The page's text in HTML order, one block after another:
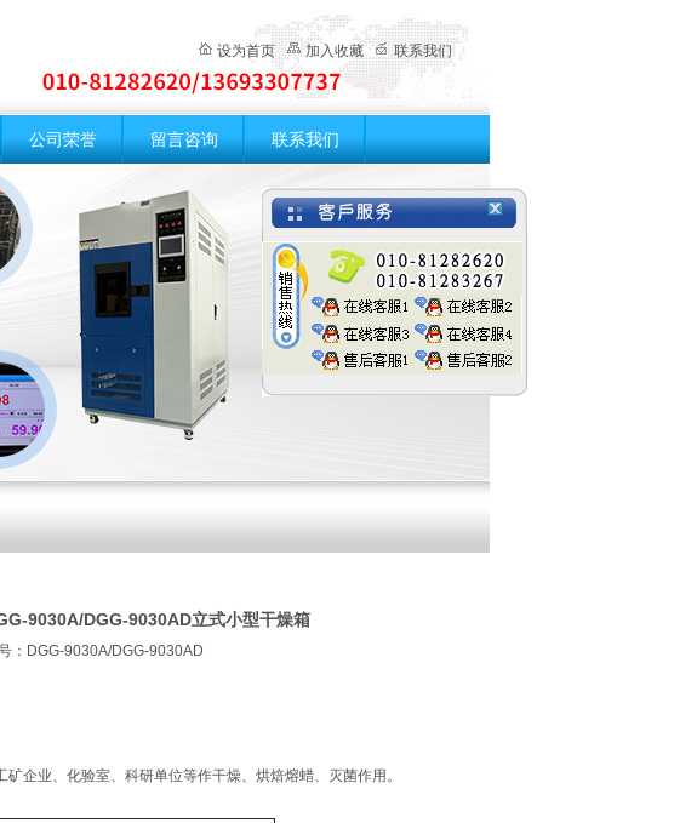
设为首页 加入收藏 联系我们
公司荣誉 留言咨询 联系我们
9030A/DGG-9030AD立式小型干燥箱
：DGG-9030A/DGG-9030AD
矿企业、化验室、科研单位等作干燥、烘焙熔蜡、灭菌作用。